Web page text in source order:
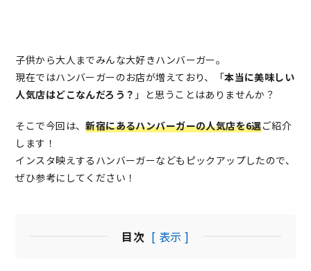
子供から大人までみんな大好きハンバーガー。
現在ではハンバーガーのお店が増えており、「本当に美味しい
人気店はどこなんだろう？ 」と思うことはありませんか？
そこで今回は、新宿にあるハンバーガーの人気店を6選ご紹介
します！
インスタ映えするハンバーガーなどもピックアップしたので、
ぜひ参考にしてください！
目次 [ 表示 ]